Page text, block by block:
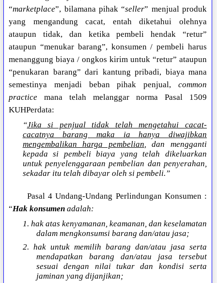
“marketplace”, bilamana pihak “seller” menjual produk
yang mengandung cacat, entah diketahui olehnya
ataupun tidak, dan ketika pembeli hendak “retur”
ataupun “menukar barang”, konsumen / pembeli harus
menanggung biaya / ongkos kirim untuk “retur” ataupun
“penukaran barang” dari kantung pribadi, biaya mana
semestinya menjadi beban pihak penjual, common
practice mana telah melanggar norma Pasal 1509
KUHPerdata:
“Jika si penjual tidak telah mengetahui cacat-
cacatnya barang maka ia hanya diwajibkan
mengembalikan harga pembelian, dan mengganti
kepada si pembeli biaya yang telah dikeluarkan
untuk penyelenggaraan pembelian dan penyerahan,
sekadar itu telah dibayar oleh si pembeli.”
Pasal 4 Undang-Undang Perlindungan Konsumen :
“Hak konsumen adalah:
1. hak atas kenyamanan, keamanan, dan keselamatan
dalam mengkonsumsi barang dan/atau jasa;
2. hak untuk memilih barang dan/atau jasa serta
mendapatkan barang dan/atau jasa tersebut
sesuai dengan nilai tukar dan kondisi serta
jaminan yang dijanjikan;